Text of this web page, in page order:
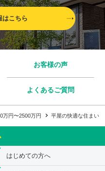
はこちら
お客様の声
よくあるご質問
万円〜2500万円 平屋の快適な住まい
はじめての方へ